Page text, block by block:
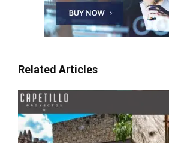
Related Articles